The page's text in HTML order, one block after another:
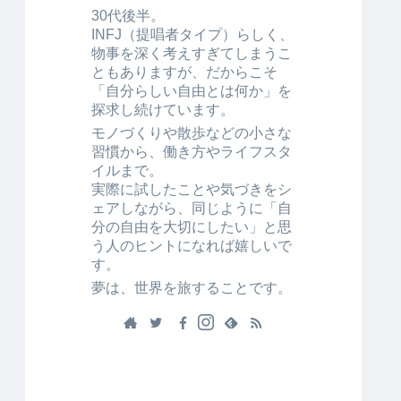
30代後半。
INFJ（提唱者タイプ）らしく、
物事を深く考えすぎてしまうこ
ともありますが、だからこそ
「自分らしい自由とは何か」を
探求し続けています。
モノづくりや散歩などの小さな
習慣から、働き方やライフスタ
イルまで。
実際に試したことや気づきをシ
ェアしながら、同じように「自
分の自由を大切にしたい」と思
う人のヒントになれば嬉しいで
す。
夢は、世界を旅することです。